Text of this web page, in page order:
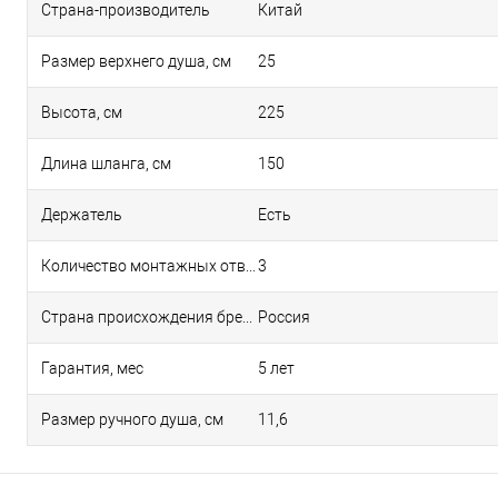
Страна-производитель Китай
Размер верхнего душа, см 25
Высота, см 225
Длина шланга, см 150
Держатель Есть
3
Россия
Гарантия, мес 5 лет
Размер ручного душа, см 11,6